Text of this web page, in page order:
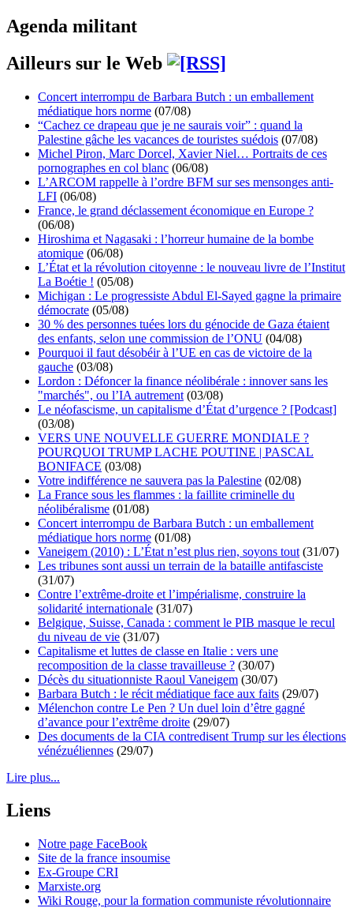
Agenda militant
Ailleurs sur le Web
Concert interrompu de Barbara Butch : un emballement
médiatique hors norme (07/08)
“Cachez ce drapeau que je ne saurais voir” : quand la
Palestine gâche les vacances de touristes suédois (07/08)
Michel Piron, Marc Dorcel, Xavier Niel… Portraits de ces
pornographes en col blanc (06/08)
L’ARCOM rappelle à l’ordre BFM sur ses mensonges anti-
LFI (06/08)
France, le grand déclassement économique en Europe ?
(06/08)
Hiroshima et Nagasaki : l’horreur humaine de la bombe
atomique (06/08)
L’État et la révolution citoyenne : le nouveau livre de l’Institut
La Boétie ! (05/08)
Michigan : Le progressiste Abdul El-Sayed gagne la primaire
démocrate (05/08)
30 % des personnes tuées lors du génocide de Gaza étaient
des enfants, selon une commission de l’ONU (04/08)
Pourquoi il faut désobéir à l’UE en cas de victoire de la
gauche (03/08)
Lordon : Défoncer la finance néolibérale : innover sans les
"marchés", ou l’IA autrement (03/08)
Le néofascisme, un capitalisme d’État d’urgence ? [Podcast]
(03/08)
VERS UNE NOUVELLE GUERRE MONDIALE ?
POURQUOI TRUMP LACHE POUTINE | PASCAL
BONIFACE (03/08)
Votre indifférence ne sauvera pas la Palestine (02/08)
La France sous les flammes : la faillite criminelle du
néolibéralisme (01/08)
Concert interrompu de Barbara Butch : un emballement
médiatique hors norme (01/08)
Vaneigem (2010) : L’État n’est plus rien, soyons tout (31/07)
Les tribunes sont aussi un terrain de la bataille antifasciste
(31/07)
Contre l’extrême-droite et l’impérialisme, construire la
solidarité internationale (31/07)
Belgique, Suisse, Canada : comment le PIB masque le recul
du niveau de vie (31/07)
Capitalisme et luttes de classe en Italie : vers une
recomposition de la classe travailleuse ? (30/07)
Décès du situationniste Raoul Vaneigem (30/07)
Barbara Butch : le récit médiatique face aux faits (29/07)
Mélenchon contre Le Pen ? Un duel loin d’être gagné
d’avance pour l’extrême droite (29/07)
Des documents de la CIA contredisent Trump sur les élections
vénézuéliennes (29/07)
Lire plus...
Liens
Notre page FaceBook
Site de la france insoumise
Ex-Groupe CRI
Marxiste.org
Wiki Rouge, pour la formation communiste révolutionnaire